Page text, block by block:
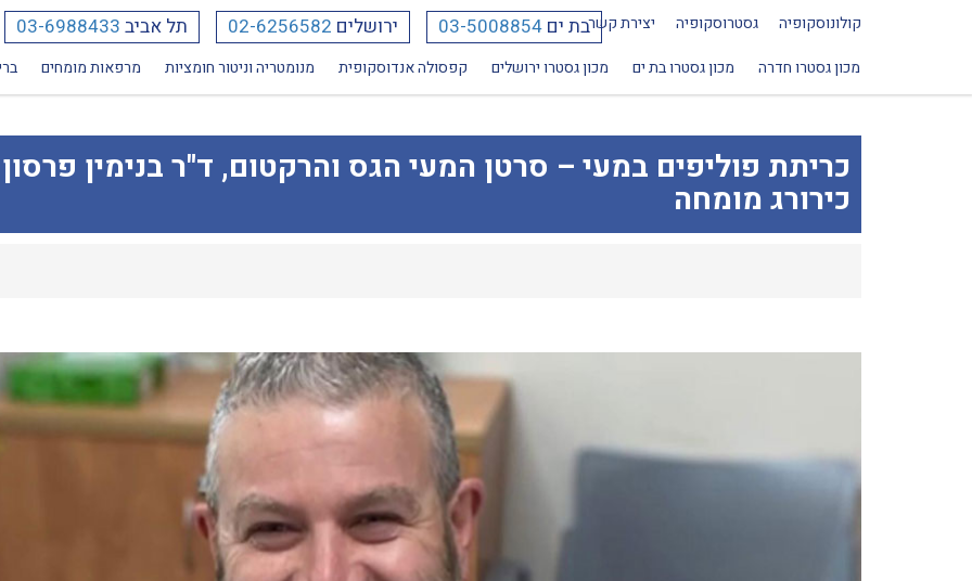
קולונוסקופיה גסטרוסקופיה יצירת קשר תל אביב 03-6988433 ירושלים 02-6256582 בת ים 03-5008854
מכון גסטרו חדרה מכון גסטרו בת ים מכון גסטרו ירושלים קפסולה אנדוסקופית מנומטריה וניטור חומציות מרפאות מומחים
כריתת פוליפים במעי – סרטן המעי הגס והרקטום, ד"ר בנימין פרסון
כירורג מומחה